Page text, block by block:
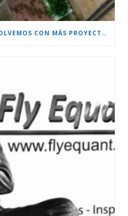
DESPUÉS DEL COVID VOLVEMOS CON MÁS PROYECTOS!!!